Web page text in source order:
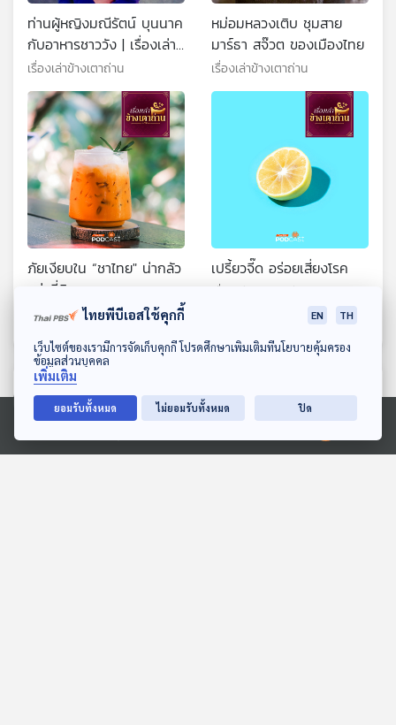
ดาวน์โหลด Thai PBS Podcast Application
Ⓒ 2020 องค์การกระจายเสียงและแพร่ภาพสาธารณะแห่งประเทศไทย
ท่านผู้หญิงมณีรัตน์ บุนนาค
กับอาหารชาววัง | เรื่องเล่า
ข้างเตาถ่าน
เรื่องเล่าข้างเตาถ่าน
หม่อมหลวงเติบ ชุมสาย
มาร์ธา สจ๊วต ของเมืองไทย
เรื่องเล่าข้างเตาถ่าน
ภัยเงียบใน “ชาไทย" น่ากลัว
กว่าที่คิด
เรื่องเล่าข้างเตาถ่าน
เปรี้ยวจี๊ด อร่อยเสี่ยงโรค
เรื่องเล่าข้างเตาถ่าน
ตอนที่เกี่ยวข้อง
ไทยพีบีเอสใช้คุกกี้ EN TH
เว็บไซต์ของเรามีการจัดเก็บคุกกี้ โปรดศึกษาเพิ่มเติมที่นโยบายคุ้มครอง
ข้อมูลส่วนบุคคล
เพิ่มเติม
ยอมรับทั้งหมด ไม่ยอมรับทั้งหมด ปิด